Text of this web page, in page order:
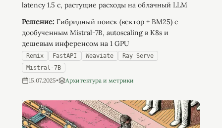
latency 1.5 с, растущие расходы на облачный LLM
Решение: Гибридный поиск (вектор + BM25) с
дообученным Mistral-7B, autoscaling в K8s и
дешевым инференсом на 1 GPU
Remix FastAPI Weaviate
Ray Serve
Mistral-7B
15.07.2025• Архитектура и метрики